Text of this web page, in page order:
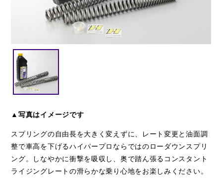
閉じる
▲写真はイメージです
スプリングの自由長を大きく変えずに、レート変更と油面調
整で車高を下げるハイパープロならではのローダウンスプリ
ング。しなやかに衝撃を吸収し、奥で踏ん張るコンスタント
ライジングレートの滑らかな乗り心地をお楽しみください。